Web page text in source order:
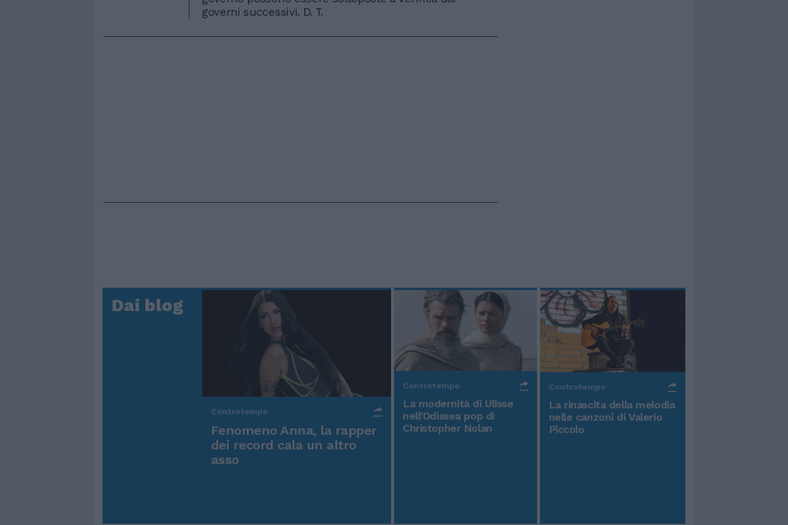
governi successivi. D. T.
Dai blog
Controtempo
Fenomeno Anna, la rapper
dei record cala un altro
asso
Controtempo
La modernità di Ulisse
nell'Odissea pop di
Christopher Nolan
Controtempo
La rinascita della melodia
nelle canzoni di Valerio
Piccolo